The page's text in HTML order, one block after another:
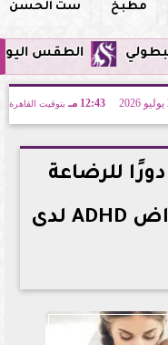
مطبخ ست الحسن
الطقس اليوم في مصر..
12:43 مـ بتوقيت القاهرة
للرضاعة
الطبيعية في تقليل أعراض ADHD لدى